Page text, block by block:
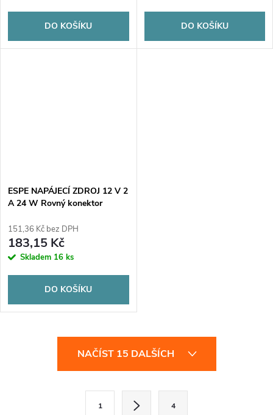
DO KOŠÍKU DO KOŠÍKU
ESPE NAPÁJECÍ ZDROJ 12 V 2
A 24 W Rovný konektor
151,36 Kč bez DPH
183,15 Kč
Skladem 16 ks
DO KOŠÍKU
NAČÍST 15 DALŠÍCH
1 4